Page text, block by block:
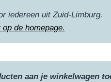
iedereen uit Zuid-Limburg.
de homepage.
aan je winkelwagen